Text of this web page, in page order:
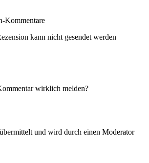
Kommentare
kann nicht gesendet werden
wirklich melden?
und wird durch einen Moderator